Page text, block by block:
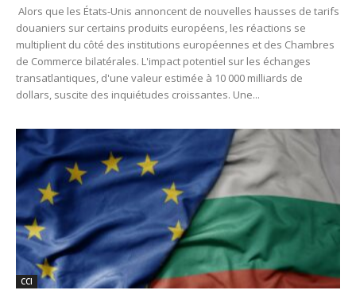
Alors que les États-Unis annoncent de nouvelles hausses de tarifs
douaniers sur certains produits européens, les réactions se
multiplient du côté des institutions européennes et des Chambres
de Commerce bilatérales. L'impact potentiel sur les échanges
transatlantiques, d'une valeur estimée à 10 000 milliards de
dollars, suscite des inquiétudes croissantes. Une...
CCI